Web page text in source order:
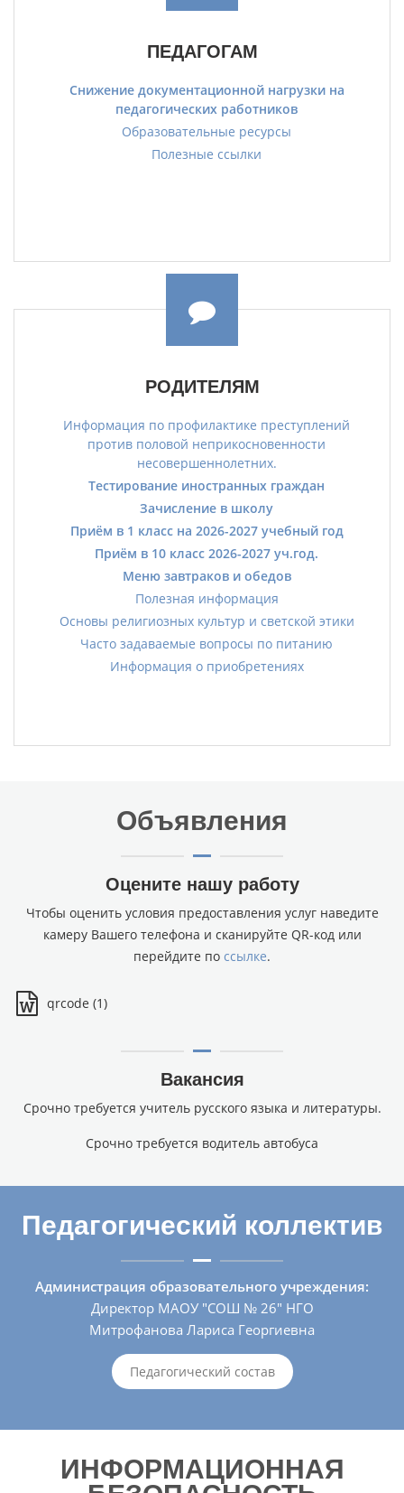
ПЕДАГОГАМ
Снижение документационной нагрузки на
педагогических работников
Образовательные ресурсы
Полезные ссылки
РОДИТЕЛЯМ
Информация по профилактике преступлений
против половой неприкосновенности
несовершеннолетних.
Тестирование иностранных граждан
Зачисление в школу
Приём в 1 класс на 2026-2027 учебный год
Приём в 10 класс 2026-2027 уч.год.
Меню завтраков и обедов
Полезная информация
Основы религиозных культур и светской этики
Часто задаваемые вопросы по питанию
Информация о приобретениях
Объявления
Оцените нашу работу
Чтобы оценить условия предоставления услуг наведите
камеру Вашего телефона и сканируйте QR-код или
перейдите по ссылке.
qrcode (1)
Вакансия
Срочно требуется учитель русского языка и литературы.
Срочно требуется водитель автобуса
Педагогический коллектив
Администрация образовательного учреждения:
Директор МАОУ "СОШ № 26" НГО
Митрофанова Лариса Георгиевна
Педагогический состав
ИНФОРМАЦИОННАЯ